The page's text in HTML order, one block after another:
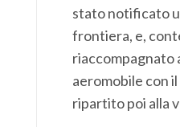
stato notificato
frontiera, e,
riaccompagnato
aeromobile con
ripartito poi alla